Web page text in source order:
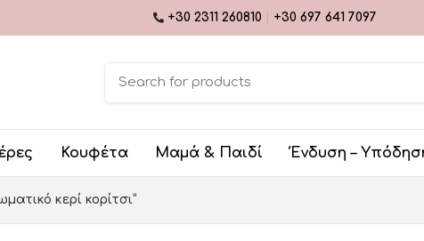
+30 2311 260810 +30 697 641 7097
Κουφέτα Μαμά & Παιδί Ένδυση –
κερί κορίτσι”